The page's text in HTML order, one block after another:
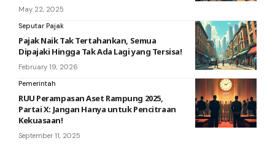
May 22, 2025
Seputar Pajak
Pajak Naik Tak Tertahankan, Semua
Dipajaki Hingga Tak Ada Lagi yang Tersisa!
February 19, 2026
Pemerintah
RUU Perampasan Aset Rampung 2025,
Partai X: Jangan Hanya untuk Pencitraan
Kekuasaan!
September 11, 2025